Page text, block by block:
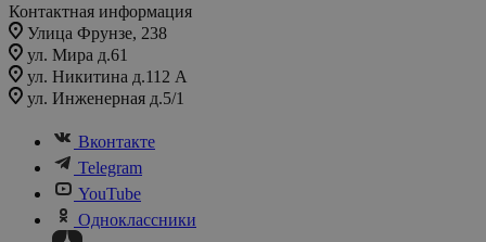
Контактная информация
Улица Фрунзе, 238​
ул. Мира д.61
ул. Никитина д.112 А
ул. Инженерная д.5/1
Вконтакте
Telegram
YouTube
Одноклассники